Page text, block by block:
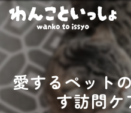
愛するペット
す訪問